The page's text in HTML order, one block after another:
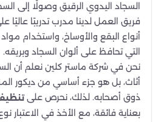
السجاد اليدوي الرقيق وصولًا إلى
فريق العمل لدينا مدرب تدريبًا
أنواع البقع والأوساخ، واستخدام
التي تحافظ على ألوان السجاد وبريقه.
نحن في شركة ماستر كلين نعلم أن
أثاث، بل هو جزء أساسي من ديكور
ذوق أصحابه. لذلك، نحرص على
بعناية فائقة، مع الأخذ في الاعتبار